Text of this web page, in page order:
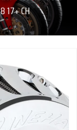
17+ CH